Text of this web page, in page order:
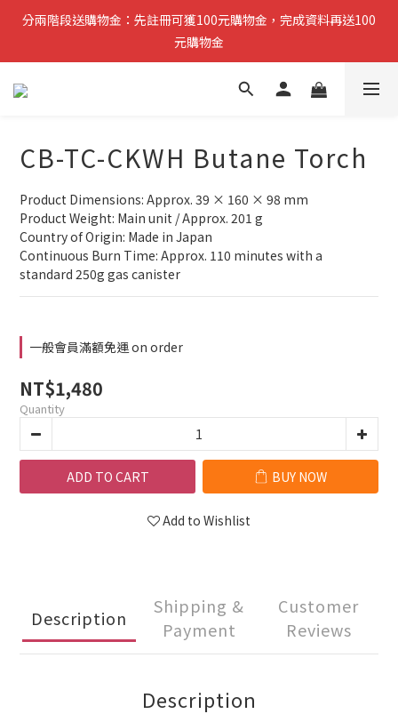
分兩階段送購物金：先註冊可獲100元購物金，完成資料再送100
元購物金
分兩階段送購物金：先註冊可獲100元購物金，完成資料再送100
元購物金
小提醒：先完成註冊即可領取第一筆購物金，稍後再補齊資料可再
複製分享連結給朋友，完成訂單推薦人可獲得200元購物金
分兩階段送購物金：先註冊可獲100元購物金，完成資料再送100
元購物金
CB-TC-CKWH Butane Torch
Product Dimensions: Approx. 39 × 160 × 98 mm
Product Weight: Main unit / Approx. 201 g
Country of Origin: Made in Japan
Continuous Burn Time: Approx. 110 minutes with a
standard 250g gas canister
一般會員滿額免運 on order
NT$1,480
Quantity
ADD TO CART BUY NOW
Add to Wishlist
Description
Shipping &
Payment
Customer
Reviews
Description